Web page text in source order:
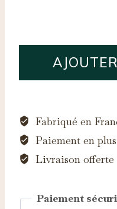
0.31ctFabriqué en
Paiement en
Livraison
Paiement